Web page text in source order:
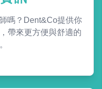
嗎？Dent&Co提供你
帶來更方便與舒適的